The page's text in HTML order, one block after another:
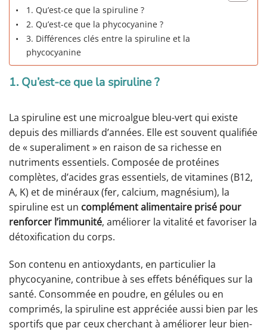
1. Qu’est-ce que la spiruline ?
2. Qu’est-ce que la phycocyanine ?
3. Différences clés entre la spiruline et la
phycocyanine
1. Qu’est-ce que la spiruline ?
La spiruline est une microalgue bleu-vert qui existe
depuis des milliards d’années. Elle est souvent qualifiée
de « superaliment » en raison de sa richesse en
nutriments essentiels. Composée de protéines
complètes, d’acides gras essentiels, de vitamines (B12,
A, K) et de minéraux (fer, calcium, magnésium), la
spiruline est un complément alimentaire prisé pour
renforcer l’immunité, améliorer la vitalité et favoriser la
détoxification du corps.
Son contenu en antioxydants, en particulier la
phycocyanine, contribue à ses effets bénéfiques sur la
santé. Consommée en poudre, en gélules ou en
comprimés, la spiruline est appréciée aussi bien par les
sportifs que par ceux cherchant à améliorer leur bien-